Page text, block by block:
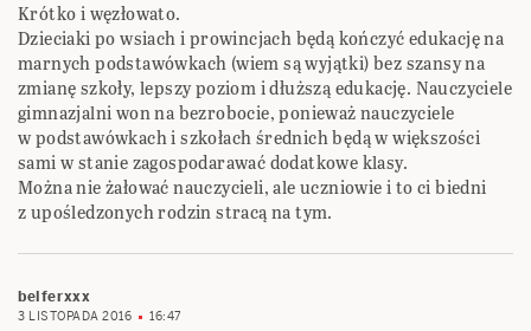
Krótko i węzłowato.
Dzieciaki po wsiach i prowincjach będą kończyć edukację na
marnych podstawówkach (wiem są wyjątki) bez szansy na
zmianę szkoły, lepszy poziom i dłuższą edukację. Nauczyciele
gimnazjalni won na bezrobocie, ponieważ nauczyciele
w podstawówkach i szkołach średnich będą w większości
sami w stanie zagospodarawać dodatkowe klasy.
Można nie żałować nauczycieli, ale uczniowie i to ci biedni
z upośledzonych rodzin stracą na tym.
belferxxx
3 LISTOPADA 2016 16:47